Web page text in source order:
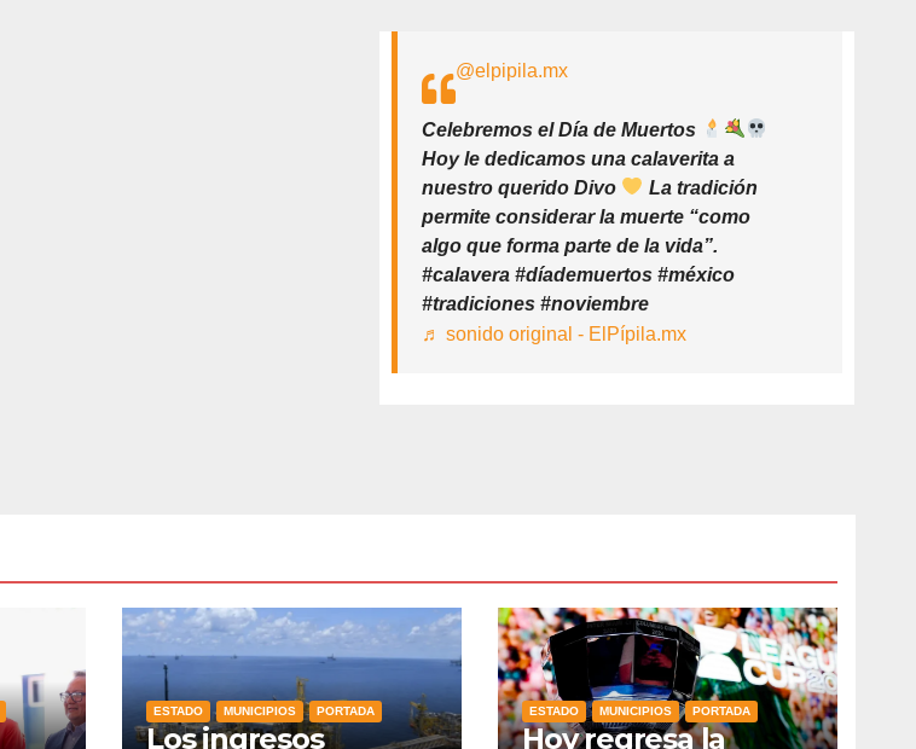
@elpipila.mx
Celebremos el Día de Muertos
Hoy le dedicamos una calaverita a
nuestro querido Divo
La tradición
permite considerar la muerte “como
algo que forma parte de la vida”.
#calavera #díademuertos #méxico
#tradiciones #noviembre
♬ sonido original - ElPípila.mx
ESTADO MUNICIPIOS PORTADA
Los ingresos
ESTADO MUNICIPIOS PORTADA
Hoy regresa la